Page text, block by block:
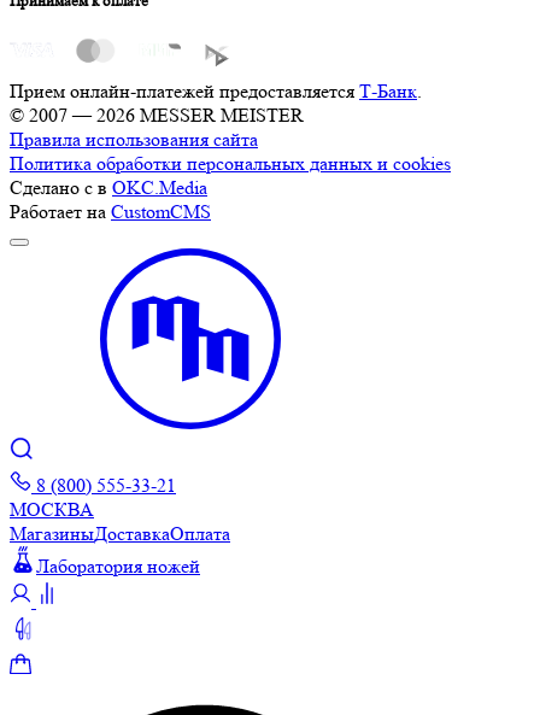
Прием онлайн-платежей предоставляется Т-Банк
© 2007 — 2026 MESSER MEISTER
Правила использования сайта
Политика обработки персональных данных и cookies
Сделано с в OKC.Media
Работает на CustomCMS
8 (800) 555-33-21
МОСКВА
МагазиныДоставкаОплата
Лаборатория ножей